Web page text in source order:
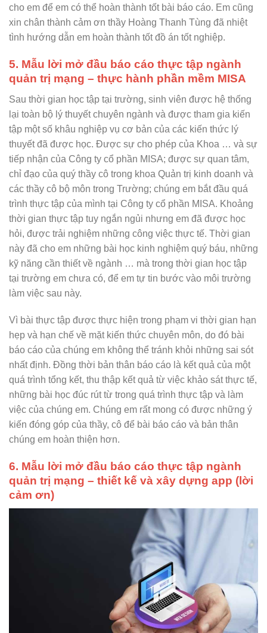
cho em để em có thể hoàn thành tốt bài báo cáo. Em cũng
xin chân thành cảm ơn thầy Hoàng Thanh Tùng đã nhiệt
tình hướng dẫn em hoàn thành tốt đồ án tốt nghiệp.
5. Mẫu lời mở đầu báo cáo thực tập ngành
quản trị mạng – thực hành phần mềm MISA
Sau thời gian học tập tại trường, sinh viên được hệ thống
lại toàn bộ lý thuyết chuyên ngành và được tham gia kiến
tập một số khâu nghiệp vụ cơ bản của các kiến thức lý
thuyết đã được học. Được sự cho phép của Khoa … và sự
tiếp nhận của Công ty cổ phần MISA; được sự quan tâm,
chỉ đạo của quý thầy cô trong khoa Quản trị kinh doanh và
các thầy cô bộ môn trong Trường; chúng em bắt đầu quá
trình thực tập của mình tại Công ty cổ phần MISA. Khoảng
thời gian thực tập tuy ngắn ngủi nhưng em đã được học
hỏi, được trải nghiệm những công việc thực tế. Thời gian
này đã cho em những bài học kinh nghiệm quý báu, những
kỹ năng cần thiết về ngành … mà trong thời gian học tập
tại trường em chưa có, để em tự tin bước vào môi trường
làm việc sau này.
Vì bài thực tập được thực hiện trong phạm vi thời gian hạn
hẹp và hạn chế về mặt kiến thức chuyên môn, do đó bài
báo cáo của chúng em không thể tránh khỏi những sai sót
nhất định. Đồng thời bản thân báo cáo là kết quả của một
quá trình tổng kết, thu thập kết quả từ việc khảo sát thực tế,
những bài học đúc rút từ trong quá trình thực tập và làm
việc của chúng em. Chúng em rất mong có được những ý
kiến đóng góp của thầy, cô để bài báo cáo và bản thân
chúng em hoàn thiện hơn.
6. Mẫu lời mở đầu báo cáo thực tập ngành
quản trị mạng – thiết kế và xây dựng app (lời
cảm ơn)